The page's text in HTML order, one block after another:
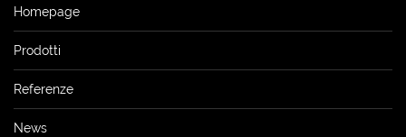
Homepage
Prodotti
Referenze
News